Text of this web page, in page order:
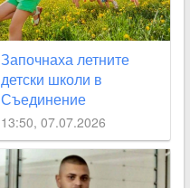
Започнаха летните
детски школи в
Съединение
13:50, 07.07.2026